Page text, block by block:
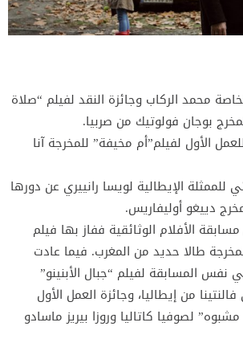
محمد الركاب وجائزة النقد لفيلم “صلاة
بوجان فولوتيك من صربيا.
الأول لفيلم”أم مخيفة” للمخرجة آنا
للممثلة الإيطالية لويسا رانييري عن دورها
دييغو أوليفاريس.
الأفلام الوثائقية ففاز بها فيلم
طالا حديد من المغرب. فيما عادت
نفس المسابقة لفيلم “جبال الأبنينو”
من إيطاليا، وجائزة العمل الأول
لصوفيا كاتاليا وروزا بيريز ماسادو